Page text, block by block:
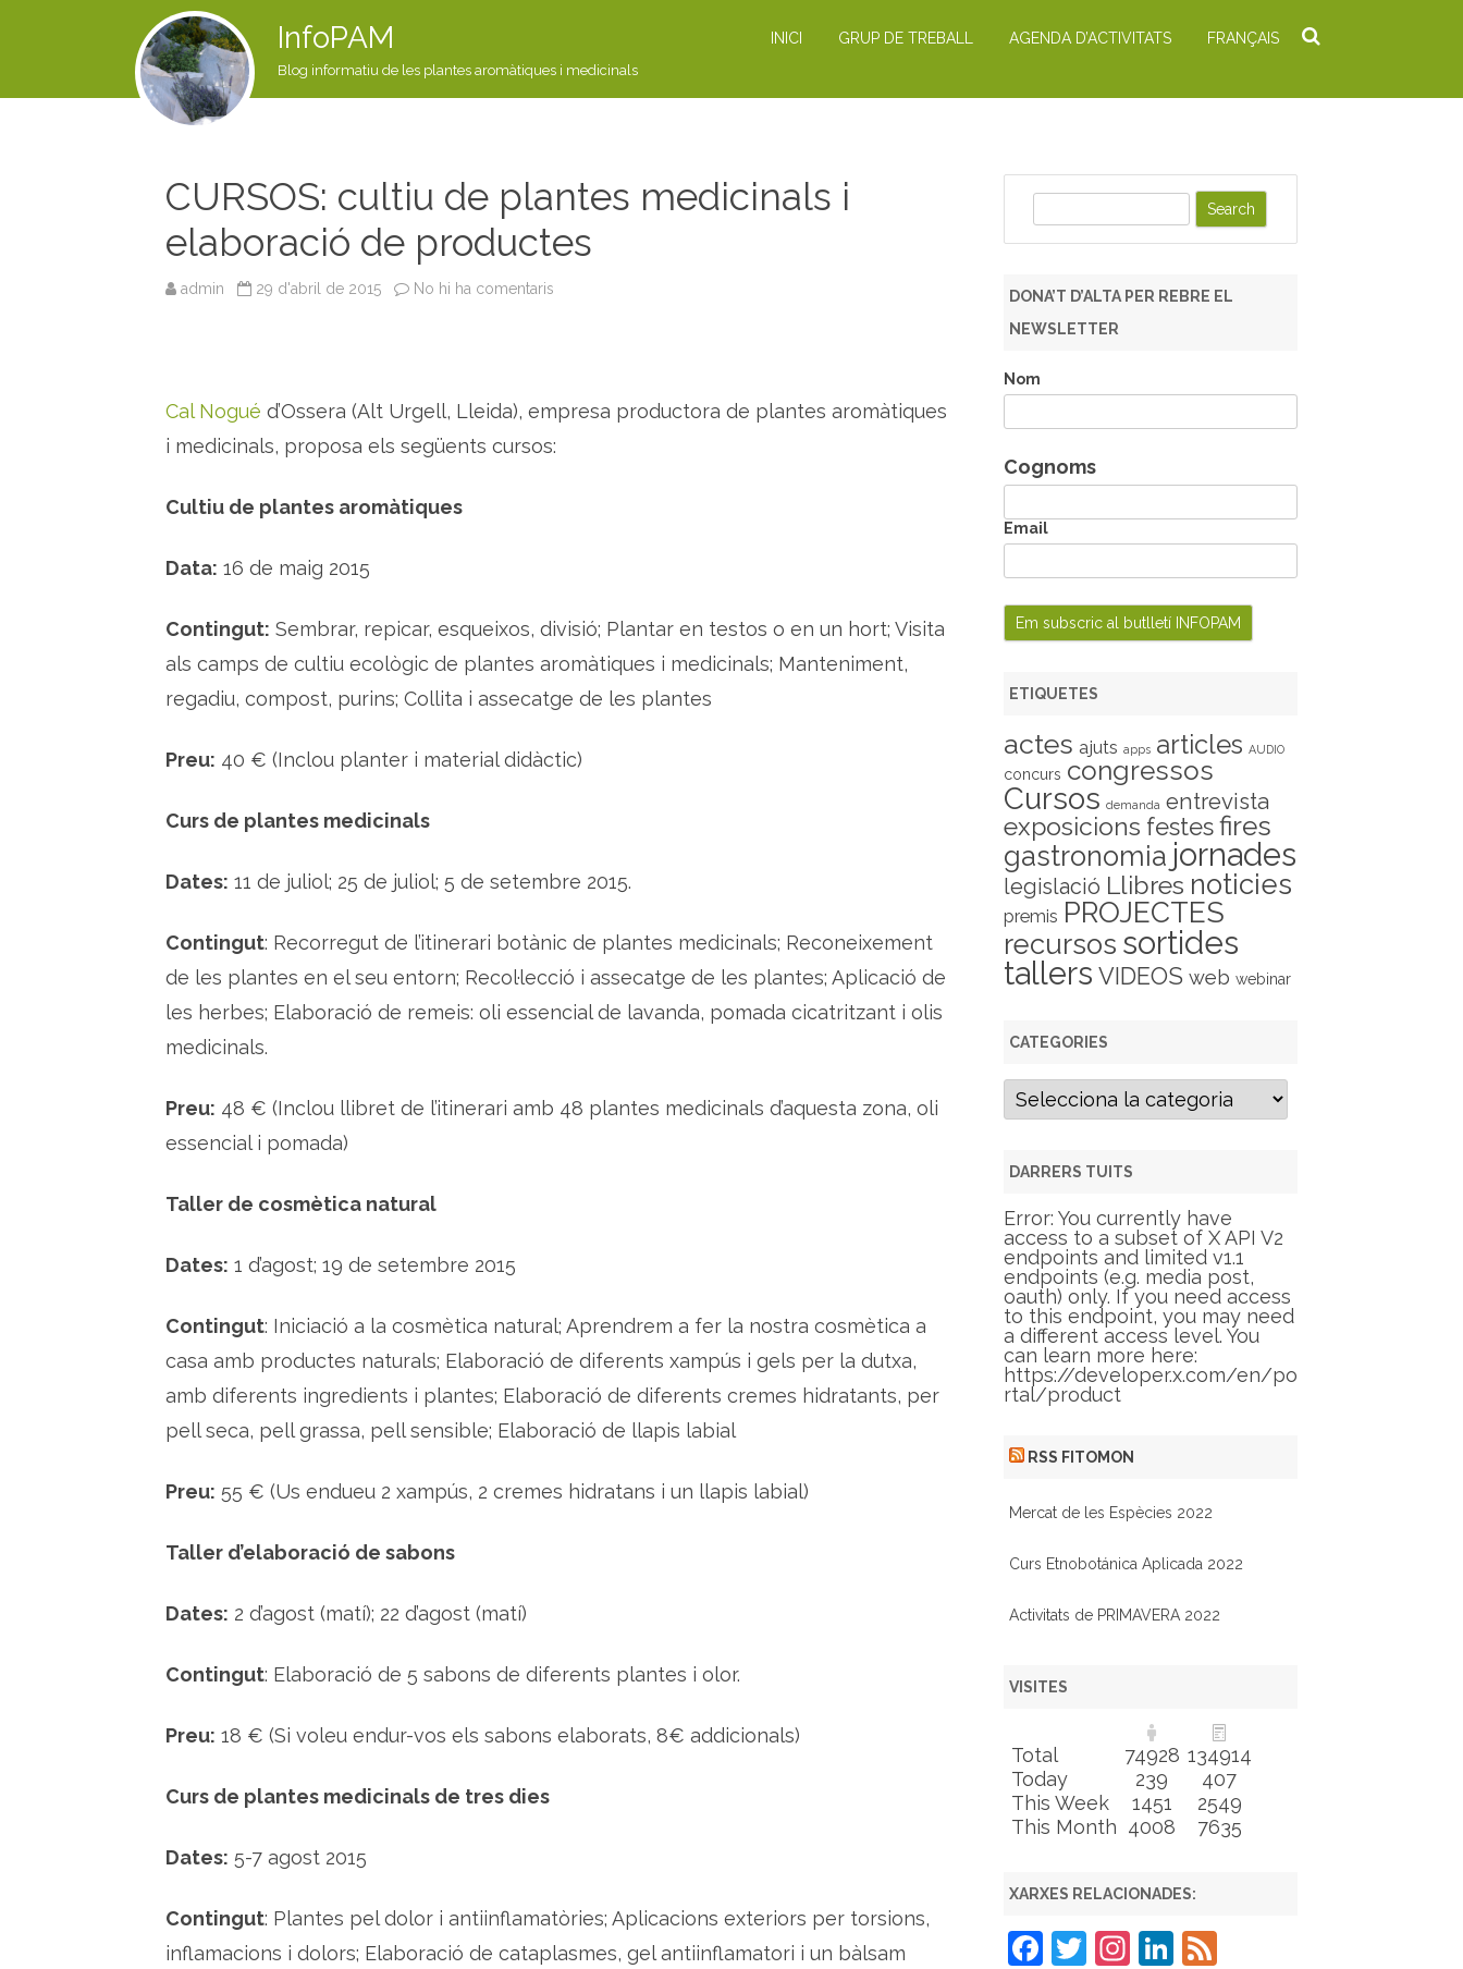
InfoPAM
Blog informatiu de les plantes aromàtiques i medicinals
INICI GRUP DE TREBALL AGENDA D’ACTIVITATS FRANÇAIS
CURSOS: cultiu de plantes medicinals i
elaboració de productes
admin 29 d'abril de 2015 No hi ha comentaris
c
u
l
t
s
m
d
c
i
l
r
ó
e
p
r
o
s
Cal Nogué d’Ossera (Alt Urgell, Lleida), empresa productora de plantes aromàtiques
i medicinals, proposa els següents cursos:
Cultiu de plantes aromàtiques
Data: 16 de maig 2015
Contingut: Sembrar, repicar, esqueixos, divisió; Plantar en testos o en un hort; Visita
als camps de cultiu ecològic de plantes aromàtiques i medicinals; Manteniment,
regadiu, compost, purins; Collita i assecatge de les plantes
Preu: 40 € (Inclou planter i material didàctic)
Curs de plantes medicinals
Dates: 11 de juliol; 25 de juliol; 5 de setembre 2015.
Contingut: Recorregut de l’itinerari botànic de plantes medicinals; Reconeixement
de les plantes en el seu entorn; Recol·lecció i assecatge de les plantes; Aplicació de
les herbes; Elaboració de remeis: oli essencial de lavanda, pomada cicatritzant i olis
medicinals.
Preu: 48 € (Inclou llibret de l’itinerari amb 48 plantes medicinals d’aquesta zona, oli
essencial i pomada)
Taller de cosmètica natural
Dates: 1 d’agost; 19 de setembre 2015
Contingut: Iniciació a la cosmètica natural; Aprendrem a fer la nostra cosmètica a
casa amb productes naturals; Elaboració de diferents xampús i gels per la dutxa,
amb diferents ingredients i plantes; Elaboració de diferents cremes hidratants, per
pell seca, pell grassa, pell sensible; Elaboració de llapis labial
Preu: 55 € (Us endueu 2 xampús, 2 cremes hidratans i un llapis labial)
Taller d’elaboració de sabons
Dates: 2 d’agost (matí); 22 d’agost (matí)
Contingut: Elaboració de 5 sabons de diferents plantes i olor.
Preu: 18 € (Si voleu endur-vos els sabons elaborats, 8€ addicionals)
Curs de plantes medicinals de tres dies
Dates: 5-7 agost 2015
Contingut: Plantes pel dolor i antiinflamatòries; Aplicacions exteriors per torsions,
inflamacions i dolors; Elaboració de cataplasmes, gel antiinflamatori i un bàlsam
h
DONA’T D’ALTA PER REBRE EL
NEWSLETTER
Nom
Cognoms
Email
ETIQUETES
actes ajuts apps articles AUDIO
concurs congressos
Cursos demanda entrevista
exposicions festes fires
gastronomia jornades
legislació Llibres noticies
premis PROJECTES
recursos sortides
tallers VIDEOS web webinar
CATEGORIES
C
g
r
i
e
s
DARRERS TUITS
Error: You currently have
access to a subset of X API V2
endpoints and limited v1.1
endpoints (e.g. media post,
oauth) only. If you need access
to this endpoint, you may need
a different access level. You
can learn more here:
https://developer.x.com/en/po
rtal/product
RSS FITOMON
Mercat de les Espècies 2022
Curs Etnobotánica Aplicada 2022
Activitats de PRIMAVERA 2022
VISITES
Total 74928 134914
Today
239
407
This Week
1451
2549
This Month 4008 7635
XARXES RELACIONADES:
F T In Li F